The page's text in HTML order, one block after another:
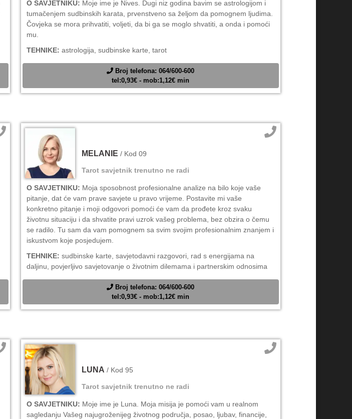
O SAVJETNIKU: Moje ime je Nives. Dugi niz godina bavim se astrologijom i
tumačenjem sudbinskih karata, prvenstveno sa željom da pomognem ljudima.
Čovjeka se mora prihvatiti, voljeti, da bi ga se moglo shvatiti, a onda i pomoći
mu.
TEHNIKE: astrologija, sudbinske karte, tarot
Broj telefona: 064/600-600
tel:0,93€ - mob:1,12€ min
MELANIE / Kod 09
Tarot savjetnik trenutno ne radi
O SAVJETNIKU: Moja sposobnost profesionalne analize na bilo koje vaše
pitanje, dat će vam prave savjete u pravo vrijeme. Postavite mi vaše
konkretno pitanje i moji odgovori pomoći će vam da prođete kroz svaku
životnu situaciju i da shvatite pravi uzrok vašeg problema, bez obzira o čemu
se radilo. Tu sam da vam pomognem sa svim svojim profesionalnim znanjem i
iskustvom koje posjedujem.
TEHNIKE: sudbinske karte, savjetodavni razgovori, rad s energijama na
daljinu, povjerljivo savjetovanje o životnim dilemama i partnerskim odnosima
Broj telefona: 064/600-600
tel:0,93€ - mob:1,12€ min
LUNA / Kod 95
Tarot savjetnik trenutno ne radi
O SAVJETNIKU: Moje ime je Luna. Moja misija je pomoći vam u realnom
sagledanju Vašeg najugroženijeg životnog područja, posao, ljubav, financije,